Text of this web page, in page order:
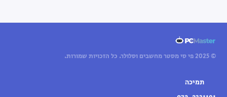
© 2025 פי סי מסטר מחשבים וסלולר. כל הזכויות שמורות.
תמיכה